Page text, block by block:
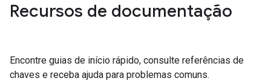
Recursos de documentação
Encontre guias de início rápido, consulte referências de
chaves e receba ajuda para problemas comuns.